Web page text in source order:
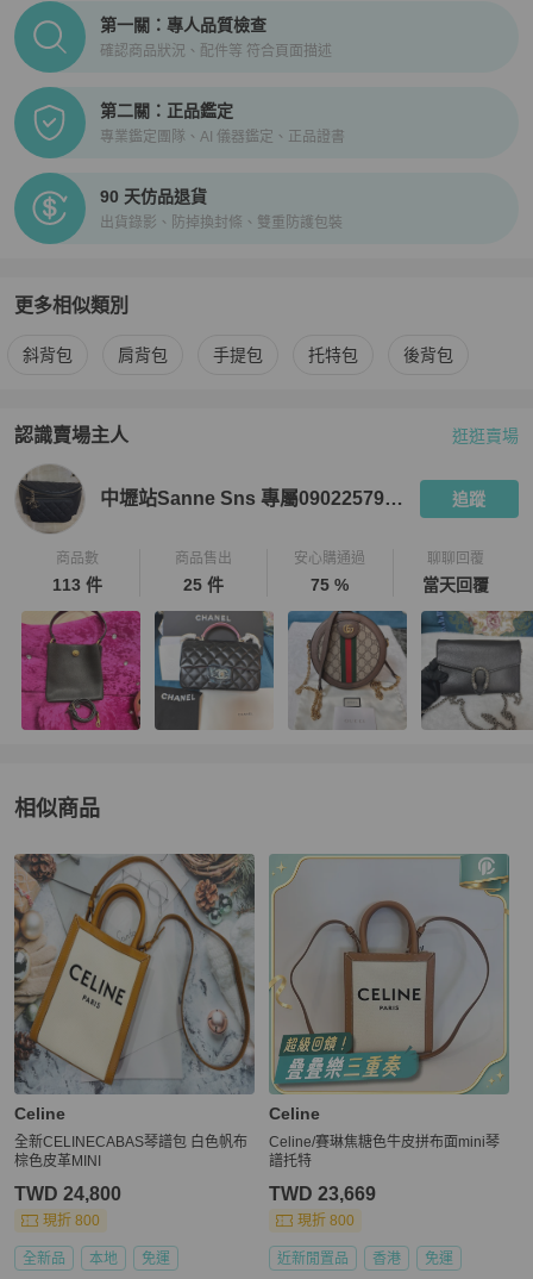
PopChill拍拍圈正品驗證、安心購檢驗流程介紹
第一關：專人品質檢查
確認商品狀況、配件等 符合頁面描述
第二關：正品鑑定
專業鑑定團隊、AI 儀器鑑定、正品證書
90 天仿品退貨
出貨錄影、防掉換封條、雙重防護包裝
更多相似類別
更多Celine 女包相似商品推薦
斜背包 肩背包 手提包 托特包 後背包
認識賣場主人
PopChill 拍拍圈嚴選賣家 中壢站Sanne Sns 專屬0902257999
逛逛賣場
中壢站Sanne Sns 專屬0902257999 追蹤
商品數
113 件
商品售出
25 件
安心購通過
75 %
聊聊回覆
當天回覆
相似商品
更多相似Celine女包推薦精品
Celine
全新CELINECABAS琴譜包 白色帆布
棕色皮革MINI
TWD 24,800
現折 800
全新品 本地 免運
Celine
Celine/賽琳焦糖色牛皮拼布面mini琴
譜托特
TWD 23,669
現折 800
近新閒置品 香港 免運